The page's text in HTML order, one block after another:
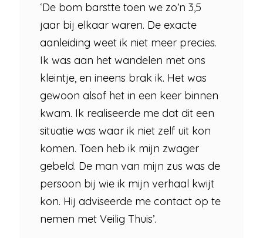
‘De bom barstte toen we zo’n 3,5
jaar bij elkaar waren. De exacte
aanleiding weet ik niet meer precies.
Ik was aan het wandelen met ons
kleintje, en ineens brak ik. Het was
gewoon alsof het in een keer binnen
kwam. Ik realiseerde me dat dit een
situatie was waar ik niet zelf uit kon
komen. Toen heb ik mijn zwager
gebeld. De man van mijn zus was de
persoon bij wie ik mijn verhaal kwijt
kon. Hij adviseerde me contact op te
nemen met Veilig Thuis’.